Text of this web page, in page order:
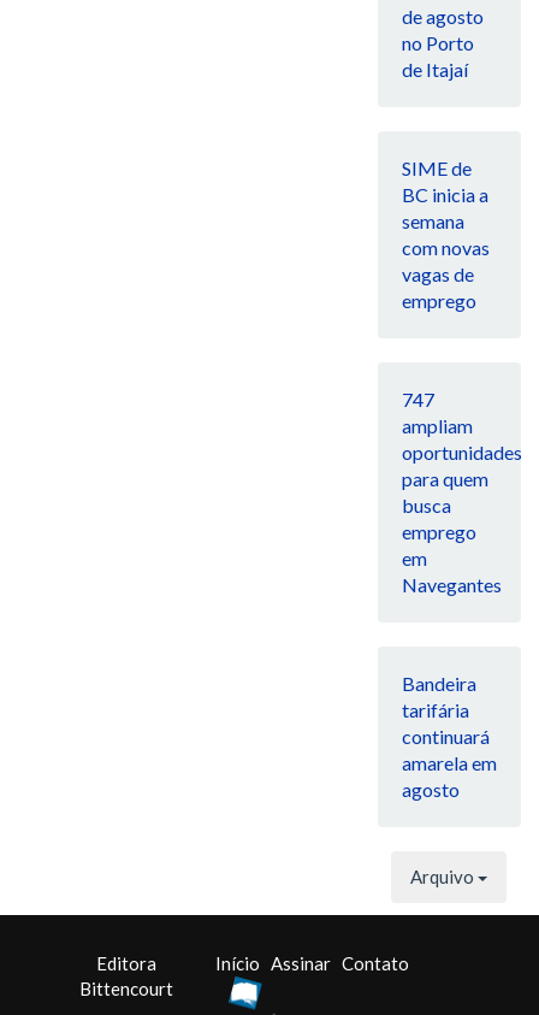
de agosto
no Porto
de Itajaí
SIME de
BC inicia a
semana
com novas
vagas de
emprego
747
ampliam
oportunidades
para quem
busca
emprego
em
Navegantes
Bandeira
tarifária
continuará
amarela em
agosto
Arquivo
Editora
Bittencourt
Início Assinar Contato